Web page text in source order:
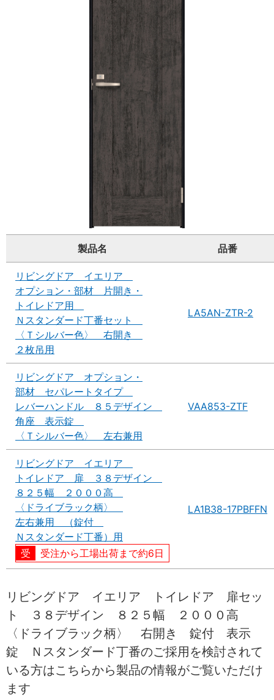
製品名 品番
リビングドア イエリア
オプション・部材 片開き・
トイレドア用
Ｎスタンダード丁番セット
〈Ｔシルバー色〉 右開き
２枚吊用
LA5AN-ZTR-2
リビングドア オプション・
部材 セパレートタイプ
レバーハンドル ８５デザイン
角座 表示錠
〈Ｔシルバー色〉 左右兼用
VAA853-ZTF
リビングドア イエリア
トイレドア 扉 ３８デザイン
８２５幅 ２０００高
〈ドライブラック柄〉
左右兼用 （錠付
Ｎスタンダード丁番）用
受注から工場出荷まで約6日
LA1B38-17PBFFN
リビングドア イエリア トイレドア 扉セッ
ト ３８デザイン ８２５幅 ２０００高
〈ドライブラック柄〉 右開き 錠付 表示
錠 Ｎスタンダード丁番のご採用を検討されて
いる方はこちらから製品の情報がご覧いただけ
ます